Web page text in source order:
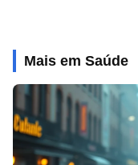
Mais em Saúde